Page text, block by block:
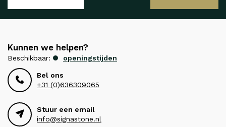
Kunnen we helpen?
Beschikbaar: openingstijden
Bel ons
+31 (0)636309065
Stuur een email
info@signastone.nl